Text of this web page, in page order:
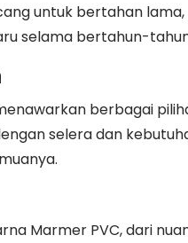
untuk bertahan
selama bertahun-
berbagai
selera dan
Marmer PVC, dari